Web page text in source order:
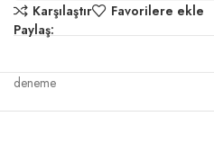
Karşılaştır
Favorilere ekle
Paylaş:
deneme